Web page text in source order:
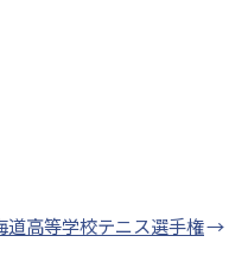
道高等学校テニス選手権→